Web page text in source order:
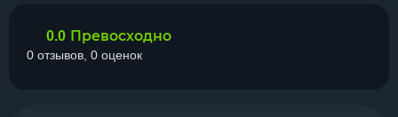
0.0 Превосходно
0 отзывов, 0 оценок